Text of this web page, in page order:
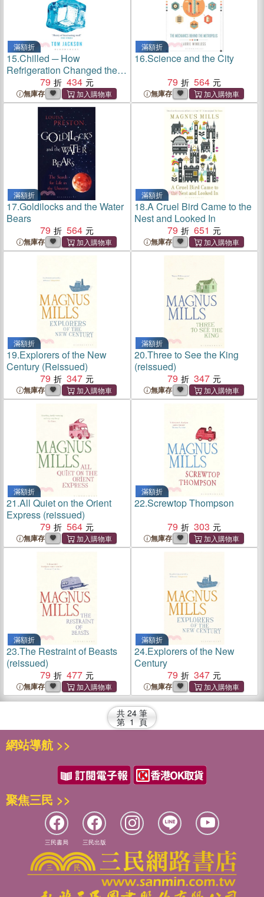
滿額折
15.Chilled ─ How
Refrigeration Changed the
World and Might Do So
Again
79 434
無庫存
滿額折
16.Science and the City
79
564
無庫存
滿額折
17.Goldilocks and the Water
Bears
79
564
無庫存
滿額折
18.A Cruel Bird Came to the
Nest and Looked In
79
651
無庫存
滿額折
19.Explorers of the New
Century (Reissued)
79
347
無庫存
滿額折
20.Three to See the King
(reissued)
79
347
無庫存
滿額折
21.All Quiet on the Orient
Express (reissued)
79
564
無庫存
滿額折
22.Screwtop Thompson
79
303
無庫存
滿額折
23.The Restraint of Beasts
(reissued)
79
477
無庫存
滿額折
24.Explorers of the New
Century
79
347
無庫存
共 24 筆
第 1 頁
網站導航 >>
聚焦三民 >>
三民書局 三民出版